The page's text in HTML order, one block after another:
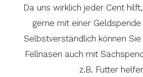
Da uns wirklich jeder Cent
gerne mit einer
Selbstverständlich können
Fellnasen auch mit
z.B. Futter